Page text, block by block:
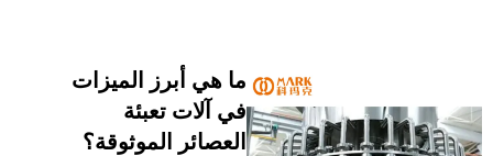
ما هي أبرز الميزات
في آلات تعبئة
العصائر الموثوقة؟